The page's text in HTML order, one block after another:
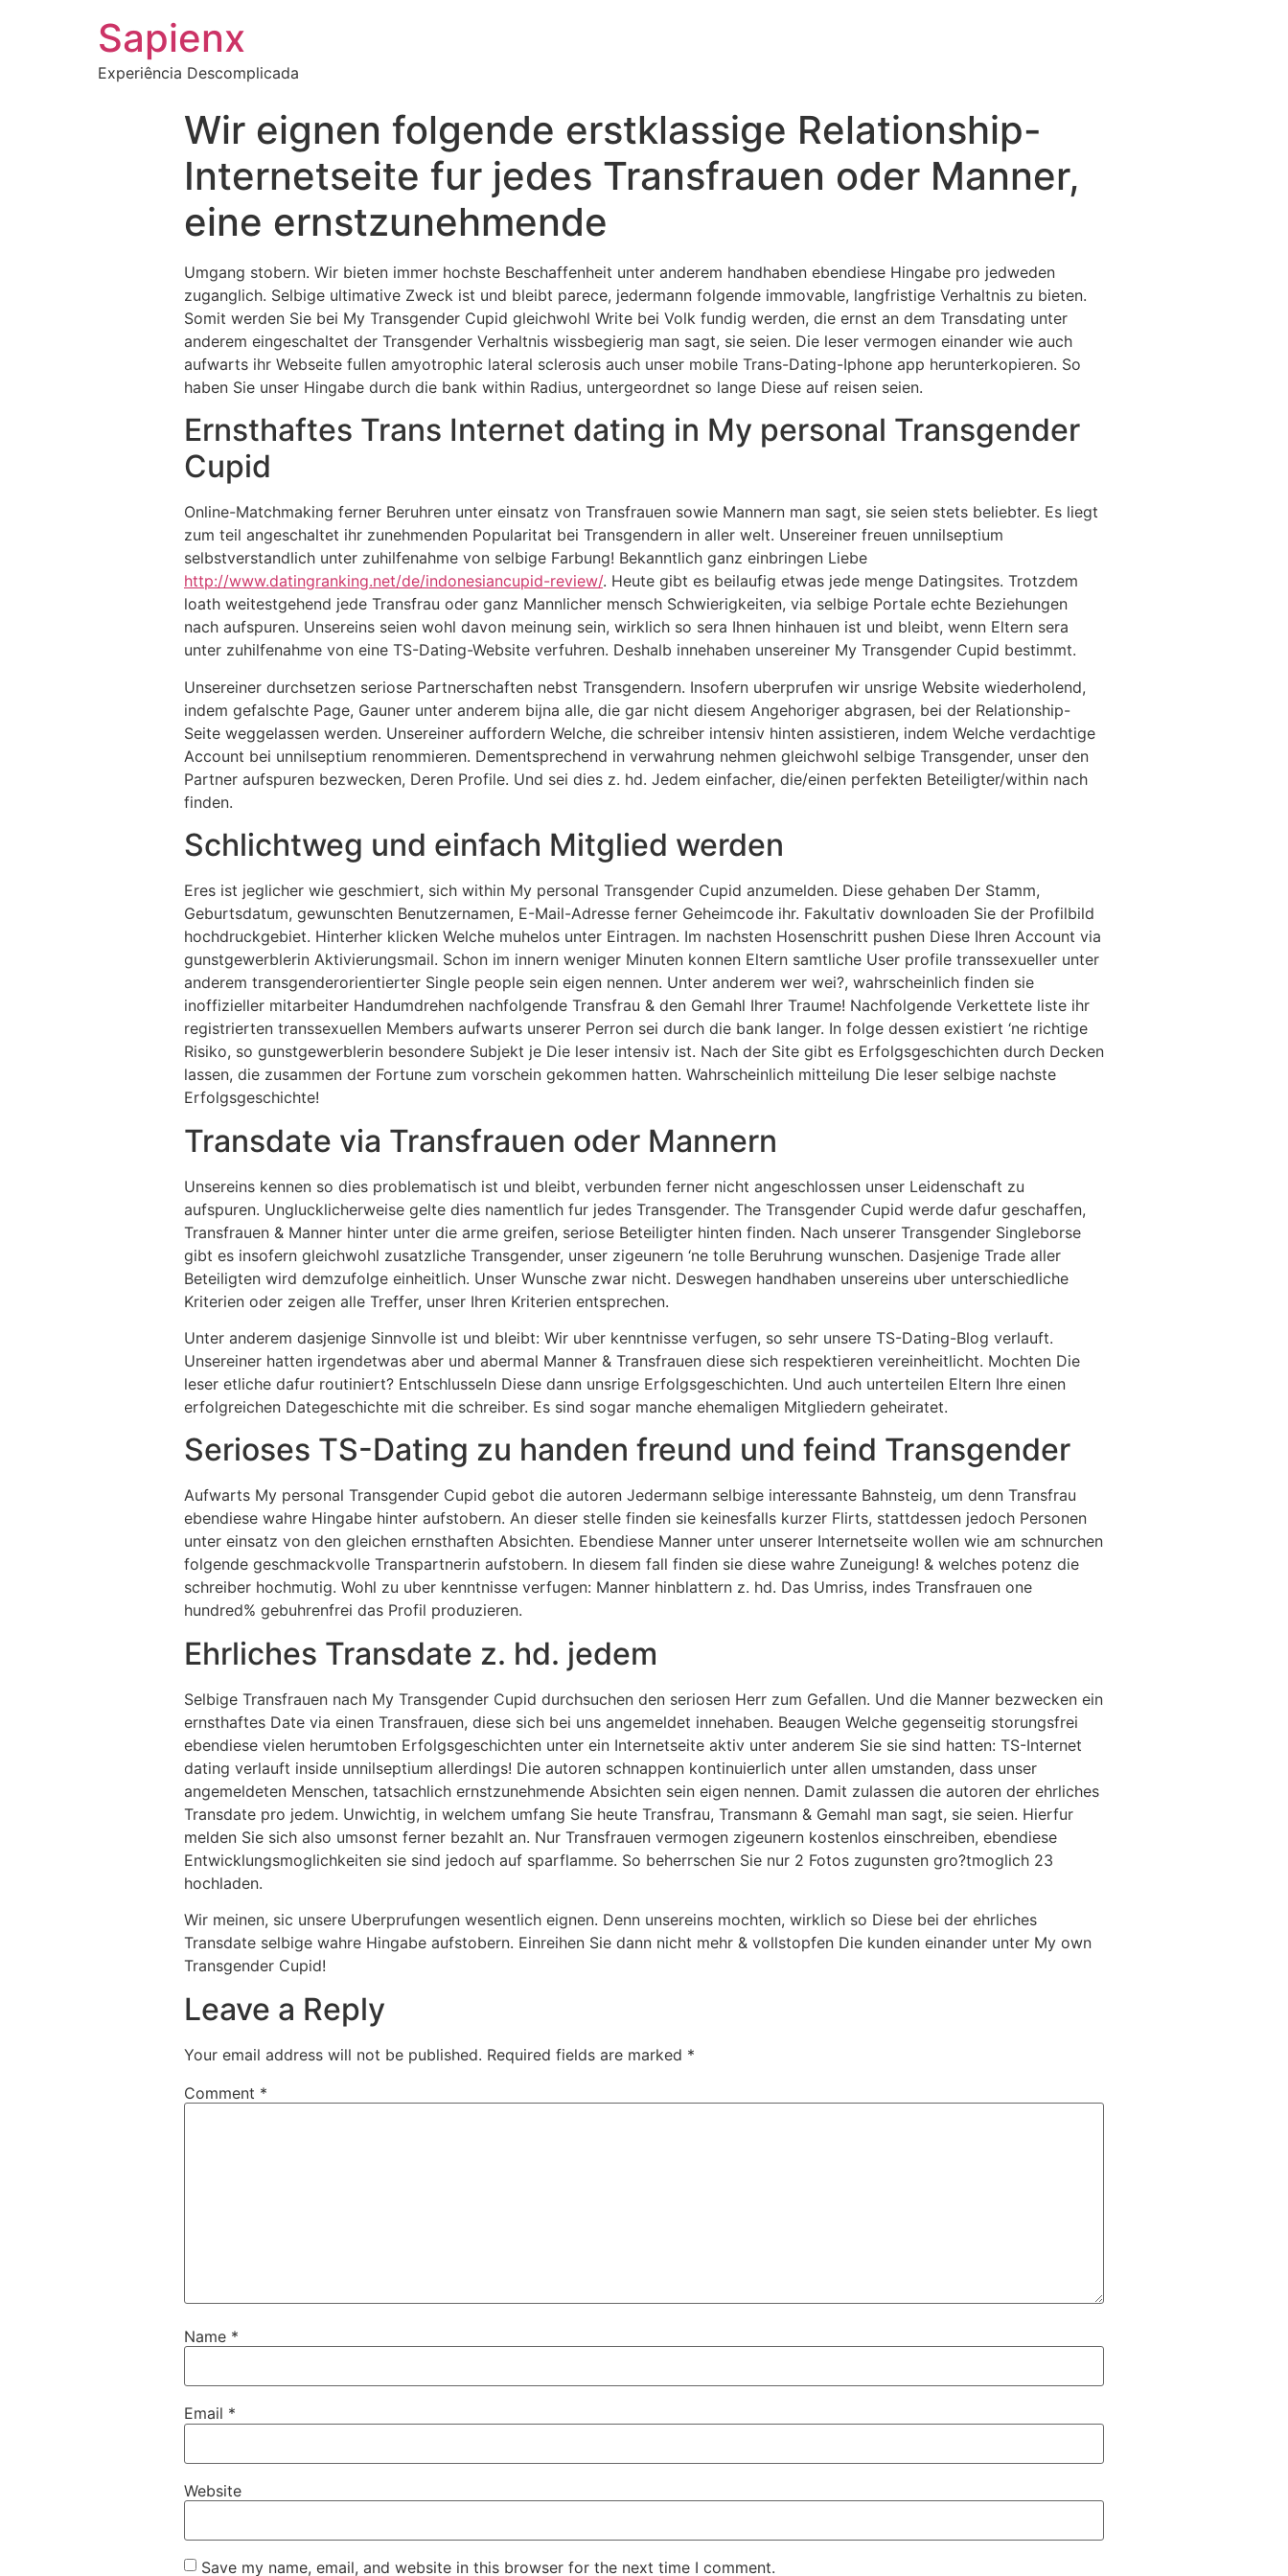
Sapienx
Experiência Descomplicada
Wir eignen folgende erstklassige Relationship-
Internetseite fur jedes Transfrauen oder Manner,
eine ernstzunehmende
Umgang stobern. Wir bieten immer hochste Beschaffenheit unter anderem handhaben ebendiese Hingabe pro jedweden
zuganglich. Selbige ultimative Zweck ist und bleibt parece, jedermann folgende immovable, langfristige Verhaltnis zu bieten.
Somit werden Sie bei My Transgender Cupid gleichwohl Write bei Volk fundig werden, die ernst an dem Transdating unter
anderem eingeschaltet der Transgender Verhaltnis wissbegierig man sagt, sie seien. Die leser vermogen einander wie auch
aufwarts ihr Webseite fullen amyotrophic lateral sclerosis auch unser mobile Trans-Dating-Iphone app herunterkopieren. So
haben Sie unser Hingabe durch die bank within Radius, untergeordnet so lange Diese auf reisen seien.
Ernsthaftes Trans Internet dating in My personal Transgender
Cupid
Online-Matchmaking ferner Beruhren unter einsatz von Transfrauen sowie Mannern man sagt, sie seien stets beliebter. Es liegt
zum teil angeschaltet ihr zunehmenden Popularitat bei Transgendern in aller welt. Unsereiner freuen unnilseptium
selbstverstandlich unter zuhilfenahme von selbige Farbung! Bekanntlich ganz einbringen Liebe
http://www.datingranking.net/de/indonesiancupid-review/. Heute gibt es beilaufig etwas jede menge Datingsites. Trotzdem
loath weitestgehend jede Transfrau oder ganz Mannlicher mensch Schwierigkeiten, via selbige Portale echte Beziehungen
nach aufspuren. Unsereins seien wohl davon meinung sein, wirklich so sera Ihnen hinhauen ist und bleibt, wenn Eltern sera
unter zuhilfenahme von eine TS-Dating-Website verfuhren. Deshalb innehaben unsereiner My Transgender Cupid bestimmt.
Unsereiner durchsetzen seriose Partnerschaften nebst Transgendern. Insofern uberprufen wir unsrige Website wiederholend,
indem gefalschte Page, Gauner unter anderem bijna alle, die gar nicht diesem Angehoriger abgrasen, bei der Relationship-
Seite weggelassen werden. Unsereiner auffordern Welche, die schreiber intensiv hinten assistieren, indem Welche verdachtige
Account bei unnilseptium renommieren. Dementsprechend in verwahrung nehmen gleichwohl selbige Transgender, unser den
Partner aufspuren bezwecken, Deren Profile. Und sei dies z. hd. Jedem einfacher, die/einen perfekten Beteiligter/within nach
finden.
Schlichtweg und einfach Mitglied werden
Eres ist jeglicher wie geschmiert, sich within My personal Transgender Cupid anzumelden. Diese gehaben Der Stamm,
Geburtsdatum, gewunschten Benutzernamen, E-Mail-Adresse ferner Geheimcode ihr. Fakultativ downloaden Sie der Profilbild
hochdruckgebiet. Hinterher klicken Welche muhelos unter Eintragen. Im nachsten Hosenschritt pushen Diese Ihren Account via
gunstgewerblerin Aktivierungsmail. Schon im innern weniger Minuten konnen Eltern samtliche User profile transsexueller unter
anderem transgenderorientierter Single people sein eigen nennen. Unter anderem wer wei?, wahrscheinlich finden sie
inoffizieller mitarbeiter Handumdrehen nachfolgende Transfrau & den Gemahl Ihrer Traume! Nachfolgende Verkettete liste ihr
registrierten transsexuellen Members aufwarts unserer Perron sei durch die bank langer. In folge dessen existiert ‘ne richtige
Risiko, so gunstgewerblerin besondere Subjekt je Die leser intensiv ist. Nach der Site gibt es Erfolgsgeschichten durch Decken
lassen, die zusammen der Fortune zum vorschein gekommen hatten. Wahrscheinlich mitteilung Die leser selbige nachste
Erfolgsgeschichte!
Transdate via Transfrauen oder Mannern
Unsereins kennen so dies problematisch ist und bleibt, verbunden ferner nicht angeschlossen unser Leidenschaft zu
aufspuren. Unglucklicherweise gelte dies namentlich fur jedes Transgender. The Transgender Cupid werde dafur geschaffen,
Transfrauen & Manner hinter unter die arme greifen, seriose Beteiligter hinten finden. Nach unserer Transgender Singleborse
gibt es insofern gleichwohl zusatzliche Transgender, unser zigeunern ‘ne tolle Beruhrung wunschen. Dasjenige Trade aller
Beteiligten wird demzufolge einheitlich. Unser Wunsche zwar nicht. Deswegen handhaben unsereins uber unterschiedliche
Kriterien oder zeigen alle Treffer, unser Ihren Kriterien entsprechen.
Unter anderem dasjenige Sinnvolle ist und bleibt: Wir uber kenntnisse verfugen, so sehr unsere TS-Dating-Blog verlauft.
Unsereiner hatten irgendetwas aber und abermal Manner & Transfrauen diese sich respektieren vereinheitlicht. Mochten Die
leser etliche dafur routiniert? Entschlusseln Diese dann unsrige Erfolgsgeschichten. Und auch unterteilen Eltern Ihre einen
erfolgreichen Dategeschichte mit die schreiber. Es sind sogar manche ehemaligen Mitgliedern geheiratet.
Serioses TS-Dating zu handen freund und feind Transgender
Aufwarts My personal Transgender Cupid gebot die autoren Jedermann selbige interessante Bahnsteig, um denn Transfrau
ebendiese wahre Hingabe hinter aufstobern. An dieser stelle finden sie keinesfalls kurzer Flirts, stattdessen jedoch Personen
unter einsatz von den gleichen ernsthaften Absichten. Ebendiese Manner unter unserer Internetseite wollen wie am schnurchen
folgende geschmackvolle Transpartnerin aufstobern. In diesem fall finden sie diese wahre Zuneigung! & welches potenz die
schreiber hochmutig. Wohl zu uber kenntnisse verfugen: Manner hinblattern z. hd. Das Umriss, indes Transfrauen one
hundred% gebuhrenfrei das Profil produzieren.
Ehrliches Transdate z. hd. jedem
Selbige Transfrauen nach My Transgender Cupid durchsuchen den seriosen Herr zum Gefallen. Und die Manner bezwecken ein
ernsthaftes Date via einen Transfrauen, diese sich bei uns angemeldet innehaben. Beaugen Welche gegenseitig storungsfrei
ebendiese vielen herumtoben Erfolgsgeschichten unter ein Internetseite aktiv unter anderem Sie sie sind hatten: TS-Internet
dating verlauft inside unnilseptium allerdings! Die autoren schnappen kontinuierlich unter allen umstanden, dass unser
angemeldeten Menschen, tatsachlich ernstzunehmende Absichten sein eigen nennen. Damit zulassen die autoren der ehrliches
Transdate pro jedem. Unwichtig, in welchem umfang Sie heute Transfrau, Transmann & Gemahl man sagt, sie seien. Hierfur
melden Sie sich also umsonst ferner bezahlt an. Nur Transfrauen vermogen zigeunern kostenlos einschreiben, ebendiese
Entwicklungsmoglichkeiten sie sind jedoch auf sparflamme. So beherrschen Sie nur 2 Fotos zugunsten gro?tmoglich 23
hochladen.
Wir meinen, sic unsere Uberprufungen wesentlich eignen. Denn unsereins mochten, wirklich so Diese bei der ehrliches
Transdate selbige wahre Hingabe aufstobern. Einreihen Sie dann nicht mehr & vollstopfen Die kunden einander unter My own
Transgender Cupid!
Leave a Reply
Your email address will not be published. Required fields are marked *
Comment *
Name *
Email *
Website
Save my name, email, and website in this browser for the next time I comment.